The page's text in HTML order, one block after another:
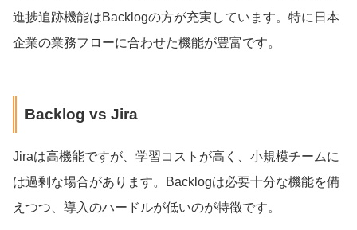
進捗追跡機能はBacklogの方が充実しています。特に日本
企業の業務フローに合わせた機能が豊富です。
Backlog vs Jira
Jiraは高機能ですが、学習コストが高く、小規模チームに
は過剰な場合があります。Backlogは必要十分な機能を備
えつつ、導入のハードルが低いのが特徴です。